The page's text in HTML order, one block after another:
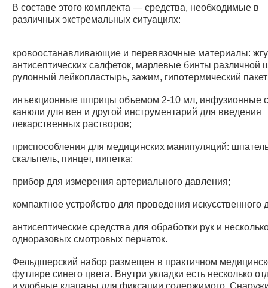
В составе этого комплекта — средства, необходимые в
различных экстремальных ситуациях:
кровоостанавливающие и перевязочные материалы:
антисептических салфеток, марлевые бинты различной
рулонный лейкопластырь, зажим, гипотермический
инъекционные шприцы объемом 2-10 мл, инфузионные
канюли для вен и другой инструментарий для введения
лекарственных растворов;
приспособления для медицинских манипуляций:
скальпель, пинцет, пипетка;
прибор для измерения артериального давления;
компактное устройство для проведения искусственного
антисептические средства для обработки рук и
одноразовых смотровых перчаток.
Фельдшерский набор размещен в практичном
футляре синего цвета. Внутри укладки есть несколько
и удобные клапаны для фиксации содержимого.